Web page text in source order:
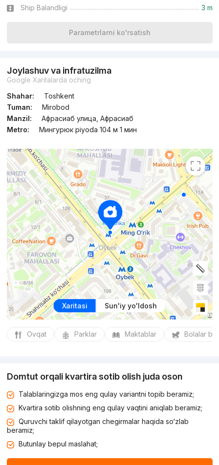
Ship Balandligi 3 m
Parametrlarni ko'rsatish
Joylashuv va infratuzilma
Google Xaritalarda oching
Shahar:
Toshkent
Tuman:
Mirobod
Manzil:
Афрасиаб улица, Афрасиаб
Metro:
Мингурюк piyoda 104 м 1 мин
Xaritasi Sun'iy yo'ldosh
Ovqat Parklar Maktablar Bolalar
Domtut orqali kvartira sotib olish juda oson
Talablaringizga mos eng qulay variantni topib beramiz;
Kvartira sotib olishning eng qulay vaqtini aniqlab beramiz;
Quruvchi taklif qilayotgan chegirmalar haqida so‘zlab
beramiz;
Butunlay bepul maslahat;